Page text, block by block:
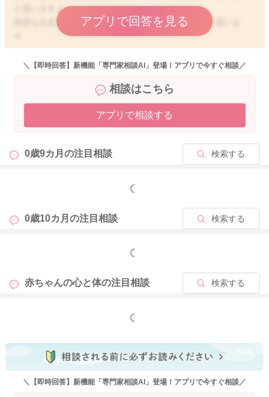
と思いますよ。
得意な左足で床を蹴ることから始まっていたのかなと思いま
右足も使い始めているということなので、おそらくそのまま様
子を見ていただいていても、右足も同じように使って進むよう
左足で床を蹴って伸びた後に、右足を軽く曲げてあげて、右足
の親指側を床に軽く押し付けるようにサポートをされてみると
すぐにぐっと床を蹴ってくれると思います。
も増えてくるのではないかと思いますよ。
どうぞよろしくお願いします。
アプリで回答を見る
＼【即時回答】新機能「専門家相談AI」登場！アプリで今すぐ相談／
相談はこちら
アプリで相談する
0歳9カ月の注目相談 検索する
もっと見る
0歳10カ月の注目相談 検索する
もっと見る
赤ちゃんの心と体の注目相談 検索する
もっと見る
＼【即時回答】新機能「専門家相談AI」登場！アプリで今すぐ相談／